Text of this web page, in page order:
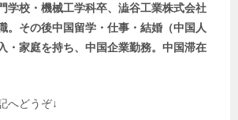
学校・機械工学科卒、澁谷工業株式会社
。その後中国留学・仕事・結婚（中国人
・家庭を持ち、中国企業勤務。中国滞在
へどうぞ↓